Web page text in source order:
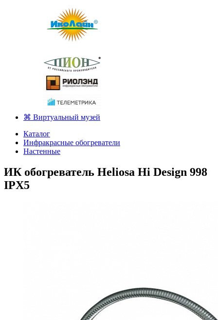
⌘ Виртуальный музей
Каталог
Инфракрасные обогреватели
Настенные
ИК обогреватель Heliosa Hi Design 998
IPX5